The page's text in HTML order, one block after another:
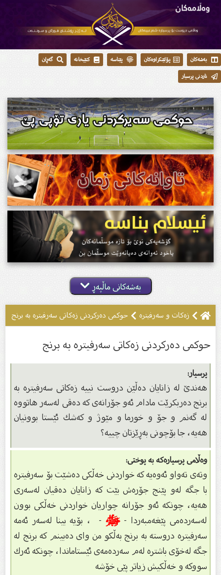
بەشەکان پۆلێنکراوەکان پێناسە کتێبخانە
گەڕان
ناردنی پرسیار
بەشەکانی ماڵپەڕ
زەکات و سەرفیترە حوکمی دەرکردنی زەکاتی سەرفیترە بە برنج
حوکمی دەرکردنی زەکاتی سەرفیترە بە برنج
پرسیار:
هەندێ لە زانایان دەڵێن دروست نییە زەكاتى سەرفیترە بە
برنج دەربكرێت مادام ئەو جۆرانەى كە دەقی لەسەر هاتووە
لە گەنم و جۆ و خورما و مێوژ و كەشكئێستا بوونیان
هەیە، جا بۆچونى بەڕێزتان چییە؟
وەڵامی پرسیارەکە بە پوختی:
وتەى تەواو ئەوەیە كە خواردنى خەڵكى دەشێت بۆ سەرفیترە
با جگە لەو پێنج جۆرەش بێت كە زانایان دەقیان لەسەرى
هەیە، چونكە ئەو جۆرانە چواریان خواردنى خەڵكى بوون
لەسەردەمى پێغەمبەردا - ﷺ- ، بۆیە بینا لەسەر ئەمە
سەرفیترە دروستە بە برنج بەڵكو من واى دەبینم كە برنج لە
جگە لەخۆى باشترە لەم سەردەمەى ئێستاماندا، چونكە ئەرك
سووكە و خەڵكیش زیاتر پێى خۆشە